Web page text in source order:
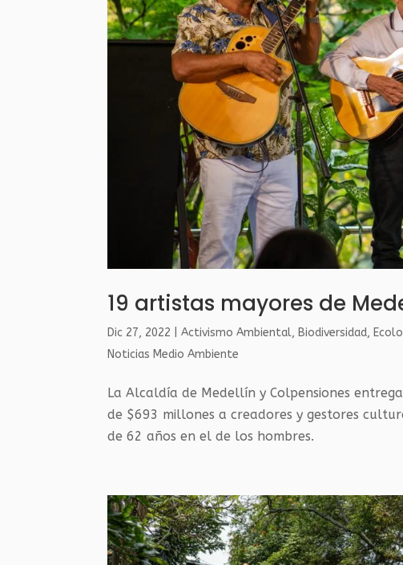
19 artistas mayores de
Dic 27, 2022 |Activismo Ambiental, Biodiversidad,
Noticias Medio Ambiente
La Alcaldía de Medellín y Colpensiones
de $693 millones a creadores y gestores
de 62 años en el de los hombres.